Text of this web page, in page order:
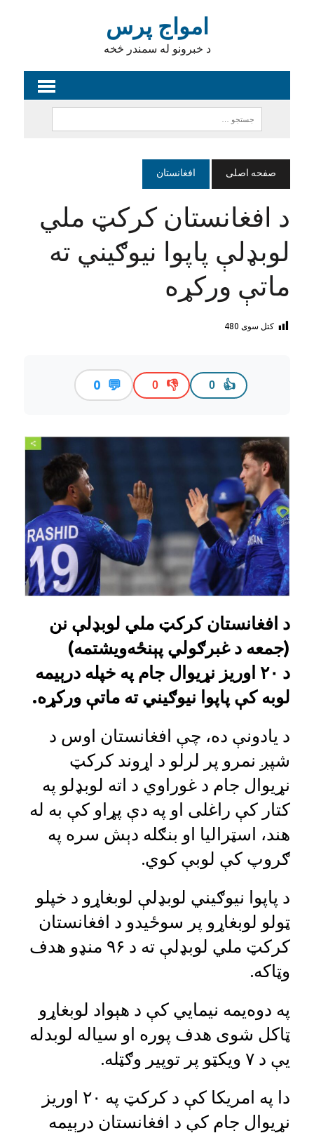
امواج پرس
د خبرونو له سمندر څخه
صفحه اصلی افغانستان
د افغانستان کرکټ ملي
لوبډلې پاپوا نیوګیني ته
ماتې ورکړه
کتل سوی 480
👍
0
👎
0
💬
0
د افغانستان کرکټ ملي لوبډلې نن
(جمعه د غبرګولي پېنځه‌ویشتمه)
د ۲۰ اوریز نړیوال جام په خپله درېیمه
لوبه کې پاپوا نیوګیني ته ماتې ورکړه.
د يادونې ده، چې افغانستان اوس د
شپږ نمرو پر لرلو د اړوند کرکټ
نړيوال جام د غوراوي د اته لوبډلو په
کتار کې راغلى او په دې پړاو کې به له
هند، اسټراليا او بنګله دېش سره په
ګروپ کې لوبې کوي.
د پاپوا نیوګیني لوبډلې لوبغاړو د خپلو
ټولو لوبغاړو پر سوځیدو د افغانستان
کرکټ ملي لوبډلې ته د ۹۶ منډو هدف
وټاکه.
په دوه‌یمه نیمايي کې د هېواد لوبغاړو
ټاکل شوی هدف پوره او سیاله لوبدله
یې د ۷ ویکټو پر توپیر وګټله.
دا په امریکا کې د کرکټ په ۲۰ اوریز
نړیوال جام کې د افغانستان درېیمه